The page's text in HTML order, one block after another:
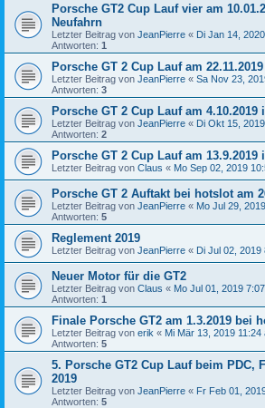
Porsche GT2 Cup Lauf vier am
Neufahrn
Letzter Beitrag von JeanPierre « Di Jan 14,
Antworten: 1
Porsche GT 2 Cup Lauf am
Letzter Beitrag von JeanPierre « Sa Nov 23,
Antworten: 3
Porsche GT 2 Cup Lauf am 4.10.2019
Letzter Beitrag von JeanPierre « Di Okt 15,
Antworten: 2
Porsche GT 2 Cup Lauf am 13.9.2019
Letzter Beitrag von Claus « Mo Sep 02, 2019
Porsche GT 2 Auftakt bei hotslot am
Letzter Beitrag von JeanPierre « Mo Jul 29,
Antworten: 5
Reglement 2019
Letzter Beitrag von JeanPierre « Di Jul 02, 2019
Neuer Motor für die GT2
Letzter Beitrag von Claus « Mo Jul 01, 2019
Antworten: 1
Finale Porsche GT2 am 1.3.2019 bei
Letzter Beitrag von erik « Mi Mär 13, 2019 11:24
Antworten: 5
5. Porsche GT2 Cup Lauf beim PDC,
2019
Letzter Beitrag von JeanPierre « Fr Feb 01,
Antworten: 5